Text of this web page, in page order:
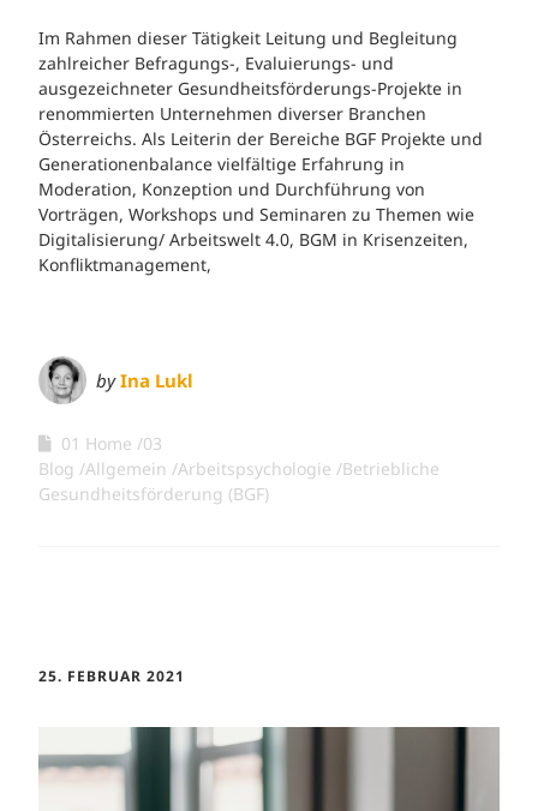
Im Rahmen dieser Tätigkeit Leitung und Begleitung
zahlreicher Befragungs-, Evaluierungs- und
ausgezeichneter Gesundheitsförderungs-Projekte in
renommierten Unternehmen diverser Branchen
Österreichs. Als Leiterin der Bereiche BGF Projekte und
Generationenbalance vielfältige Erfahrung in
Moderation, Konzeption und Durchführung von
Vorträgen, Workshops und Seminaren zu Themen wie
Digitalisierung/ Arbeitswelt 4.0, BGM in Krisenzeiten,
Konfliktmanagement,
byIna Lukl
01 Home 03
Blog Allgemein Arbeitspsychologie Betriebliche
Gesundheitsförderung (BGF)
25. FEBRUAR 2021